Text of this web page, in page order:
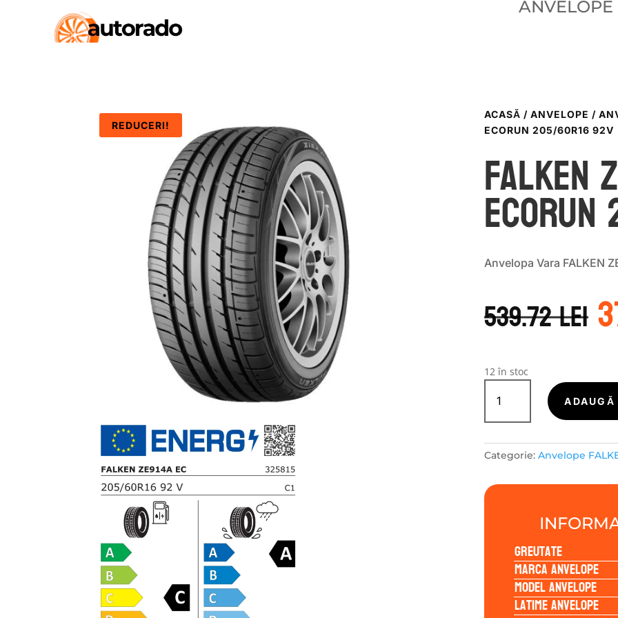
ANVELOPE
REDUCERI!
ACASĂ / ANVELOPE /
ECORUN 205/60R16 92V
Falken
Anvelopa Vara FALKEN
539.72leia
12 în stoc
Cantitate
Falken
ZIEX
ECORUN
205/60R16
92V
ADAUGĂ
Categorie: Anvelope
Greutate
Marca anvelope
Model anvelope
Latime anvelope